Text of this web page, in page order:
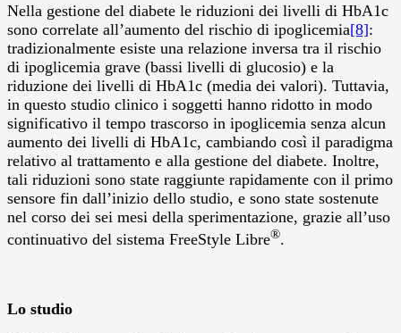
Nella gestione del diabete le riduzioni dei livelli di HbA1c
sono correlate all’aumento del rischio di ipoglicemia[8]:
tradizionalmente esiste una relazione inversa tra il rischio
di ipoglicemia grave (bassi livelli di glucosio) e la
riduzione dei livelli di HbA1c (media dei valori). Tuttavia,
in questo studio clinico i soggetti hanno ridotto in modo
significativo il tempo trascorso in ipoglicemia senza alcun
aumento dei livelli di HbA1c, cambiando così il paradigma
relativo al trattamento e alla gestione del diabete. Inoltre,
tali riduzioni sono state raggiunte rapidamente con il primo
sensore fin dall’inizio dello studio, e sono state sostenute
nel corso dei sei mesi della sperimentazione, grazie all’uso
continuativo del sistema FreeStyle Libre®.
Lo studio